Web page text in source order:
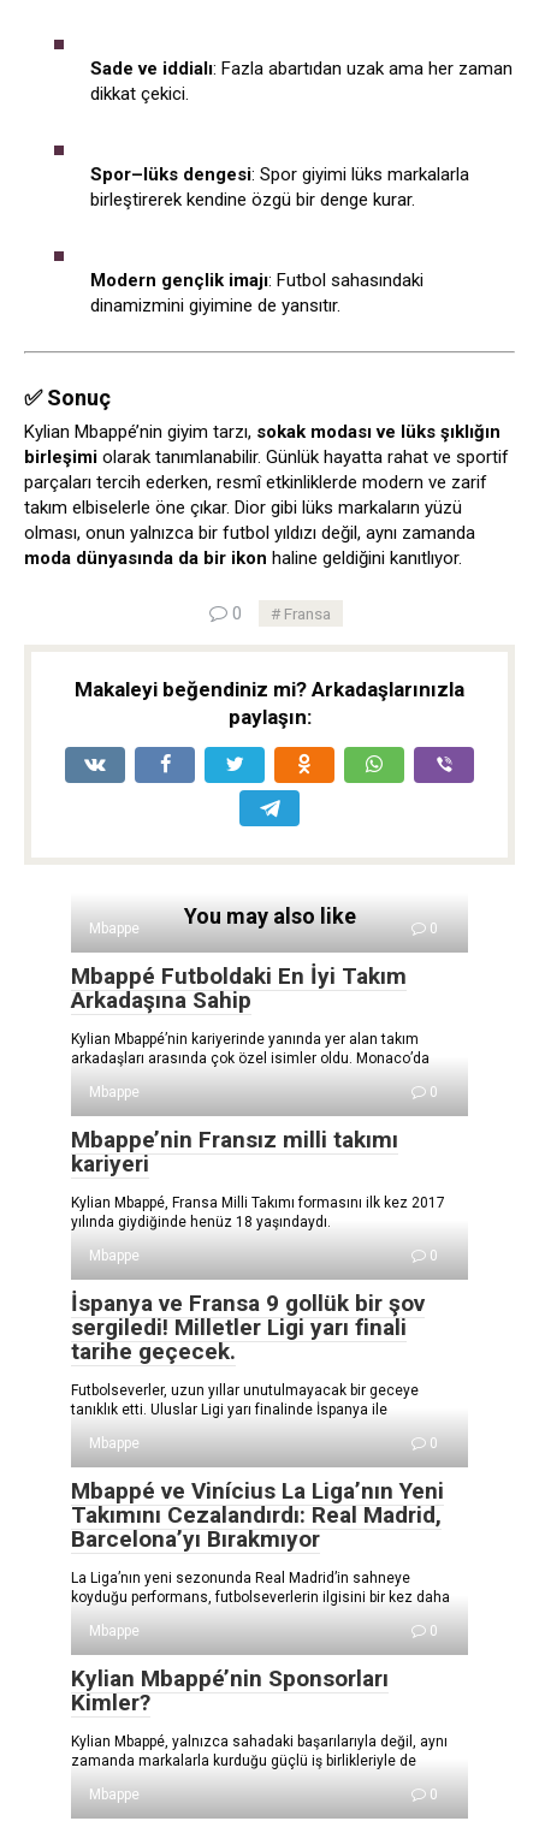
Sade ve iddialı: Fazla abartıdan uzak ama her zaman
dikkat çekici.
Spor–lüks dengesi: Spor giyimi lüks markalarla
birleştirerek kendine özgü bir denge kurar.
Modern gençlik imajı: Futbol sahasındaki
dinamizmini giyimine de yansıtır.
✅ Sonuç
Kylian Mbappé’nin giyim tarzı, sokak modası ve lüks şıklığın
birleşimi olarak tanımlanabilir. Günlük hayatta rahat ve sportif
parçaları tercih ederken, resmî etkinliklerde modern ve zarif
takım elbiselerle öne çıkar. Dior gibi lüks markaların yüzü
olması, onun yalnızca bir futbol yıldızı değil, aynı zamanda
moda dünyasında da bir ikon haline geldiğini kanıtlıyor.
0 Fransa
Makaleyi beğendiniz mi? Arkadaşlarınızla
paylaşın:
You may also like
Mbappe 0
Mbappé Futboldaki En İyi Takım
Arkadaşına Sahip
Kylian Mbappé’nin kariyerinde yanında yer alan takım
arkadaşları arasında çok özel isimler oldu. Monaco’da
Mbappe
0
Mbappe’nin Fransız milli takımı
kariyeri
Kylian Mbappé, Fransa Milli Takımı formasını ilk kez 2017
yılında giydiğinde henüz 18 yaşındaydı.
Mbappe
0
İspanya ve Fransa 9 gollük bir şov
sergiledi! Milletler Ligi yarı finali
tarihe geçecek.
Futbolseverler, uzun yıllar unutulmayacak bir geceye
tanıklık etti. Uluslar Ligi yarı finalinde İspanya ile
Mbappe
0
Mbappé ve Vinícius La Liga’nın Yeni
Takımını Cezalandırdı: Real Madrid,
Barcelona’yı Bırakmıyor
La Liga’nın yeni sezonunda Real Madrid’in sahneye
koyduğu performans, futbolseverlerin ilgisini bir kez daha
Mbappe
0
Kylian Mbappé’nin Sponsorları
Kimler?
Kylian Mbappé, yalnızca sahadaki başarılarıyla değil, aynı
zamanda markalarla kurduğu güçlü iş birlikleriyle de
Mbappe
0